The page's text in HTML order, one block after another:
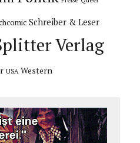
Schreiber & Leser
Verlag
USA Western